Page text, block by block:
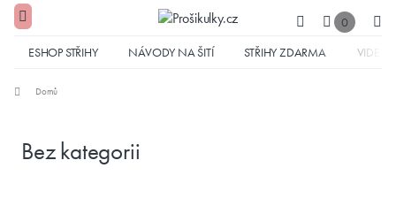
0
ESHOP STŘIHY NÁVODY NA ŠITÍ STŘIHY ZDARMA VIDEA
Domů
Bez kategorii